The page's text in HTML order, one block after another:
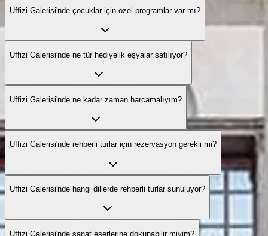
Uffizi Galerisi'nde çocuklar için özel programlar var mı?
Uffizi Galerisi'nde ne tür hediyelik eşyalar satılıyor?
Uffizi Galerisi'nde ne kadar zaman harcamalıyım?
Uffizi Galerisi'nde rehberli turlar için rezervasyon gerekli mi?
Uffizi Galerisi'nde hangi dillerde rehberli turlar sunuluyor?
Uffizi Galerisi'nde sanat eserlerine dokunabilir miyim?